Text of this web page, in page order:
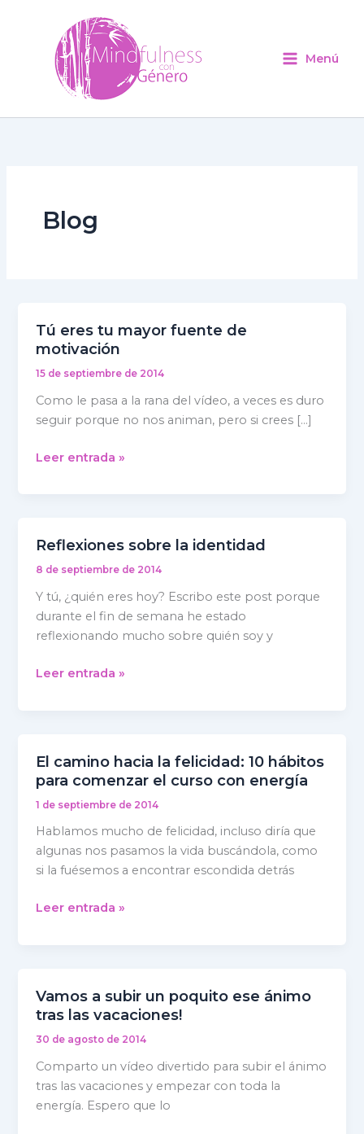
contenido
Menú
Blog
Tú eres tu mayor fuente de
motivación
15 de septiembre de 2014
Como le pasa a la rana del vídeo, a veces es duro
seguir porque no nos animan, pero si crees […]
Tú
eres
tu
fuente
de
Leer entrada »
Reflexiones sobre la identidad
8 de septiembre de 2014
Y tú, ¿quién eres hoy? Escribo este post porque
durante el fin de semana he estado
reflexionando mucho sobre quién soy y
Reflexiones
sobre
identidad
Leer entrada »
El camino hacia la felicidad: 10 hábitos
para comenzar el curso con energía
1 de septiembre de 2014
Hablamos mucho de felicidad, incluso diría que
algunas nos pasamos la vida buscándola, como
si la fuésemos a encontrar escondida detrás
El
camino
hacia
felicidad:
10
hábitos
energía
Leer entrada »
Vamos a subir un poquito ese ánimo
tras las vacaciones!
30 de agosto de 2014
Comparto un vídeo divertido para subir el ánimo
tras las vacaciones y empezar con toda la
energía. Espero que lo
Vamos
a
subir
poquito
ese
ánimo